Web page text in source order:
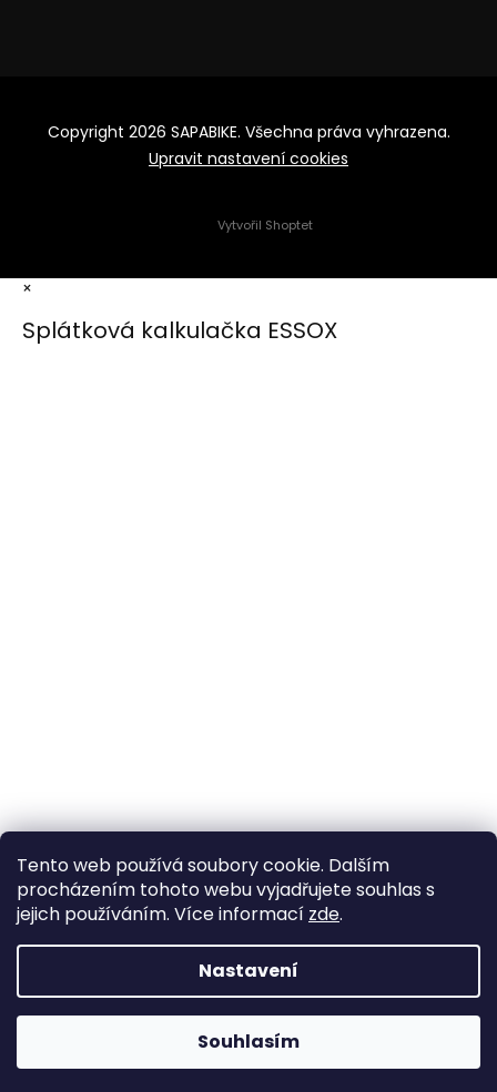
Tento web používá soubory cookie. Dalším
procházením tohoto webu vyjadřujete souhlas s
jejich používáním. Více informací zde.
Nastavení
Souhlasím
Vytvořil Shoptet
Copyright 2026 SAPABIKE. Všechna práva vyhrazena.
Upravit nastavení cookies
×
Splátková kalkulačka ESSOX